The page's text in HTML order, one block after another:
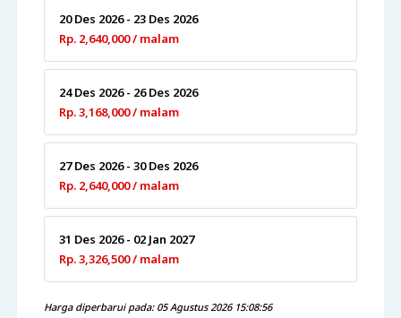
20 Des 2026 - 23 Des 2026
Rp. 2,640,000 / malam
24 Des 2026 - 26 Des 2026
Rp. 3,168,000 / malam
27 Des 2026 - 30 Des 2026
Rp. 2,640,000 / malam
31 Des 2026 - 02 Jan 2027
Rp. 3,326,500 / malam
Harga diperbarui pada: 05 Agustus 2026 15:08:56